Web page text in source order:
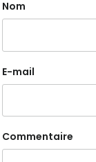
Nom
E-mail
Commentaire